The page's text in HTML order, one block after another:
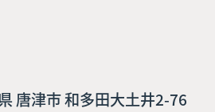
唐津市 和多田大土井2-76